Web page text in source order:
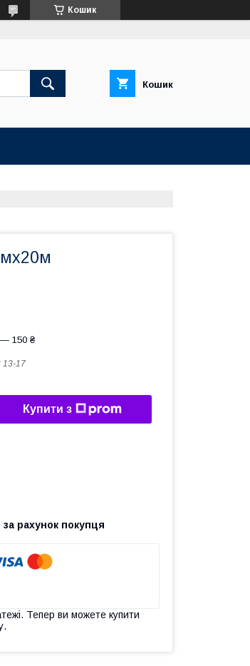
Кошик
Кошик
— 150 ₴
13-17
Купити з
за рахунок покупця
Тепер ви можете купити